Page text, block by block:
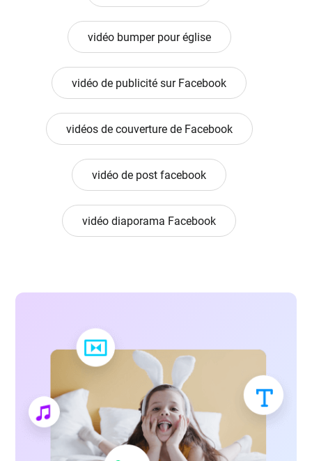
vidéo bumper pour église
vidéo de publicité sur Facebook
vidéos de couverture de Facebook
vidéo de post facebook
vidéo diaporama Facebook